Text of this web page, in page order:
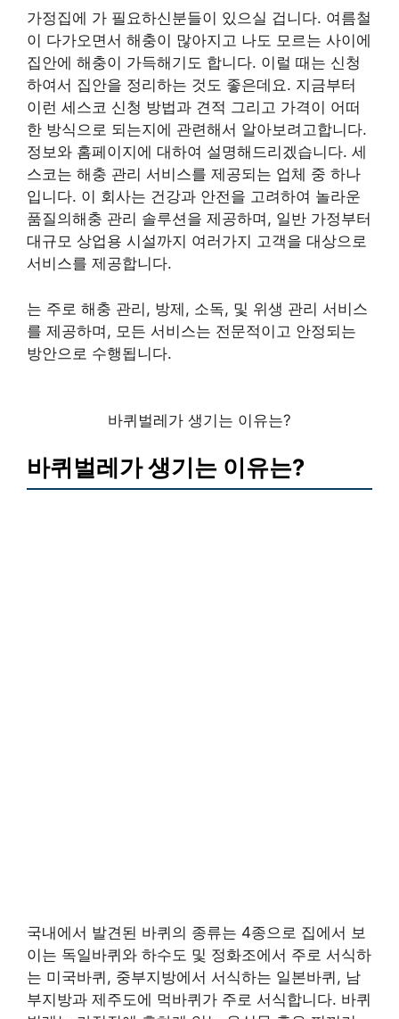
가정집에 가 필요하신분들이 있으실 겁니다. 여름철
이 다가오면서 해충이 많아지고 나도 모르는 사이에
집안에 해충이 가득해기도 합니다. 이럴 때는 신청
하여서 집안을 정리하는 것도 좋은데요. 지금부터
이런 세스코 신청 방법과 견적 그리고 가격이 어떠
한 방식으로 되는지에 관련해서 알아보려고합니다.
정보와 홈페이지에 대하여 설명해드리겠습니다. 세
스코는 해충 관리 서비스를 제공되는 업체 중 하나
입니다. 이 회사는 건강과 안전을 고려하여 놀라운
품질의해충 관리 솔루션을 제공하며, 일반 가정부터
대규모 상업용 시설까지 여러가지 고객을 대상으로
서비스를 제공합니다.
는 주로 해충 관리, 방제, 소독, 및 위생 관리 서비스
를 제공하며, 모든 서비스는 전문적이고 안정되는
방안으로 수행됩니다.
바퀴벌레가 생기는 이유는?
바퀴벌레가 생기는 이유는?
국내에서 발견된 바퀴의 종류는 4종으로 집에서 보
이는 독일바퀴와 하수도 및 정화조에서 주로 서식하
는 미국바퀴, 중부지방에서 서식하는 일본바퀴, 남
부지방과 제주도에 먹바퀴가 주로 서식합니다. 바퀴